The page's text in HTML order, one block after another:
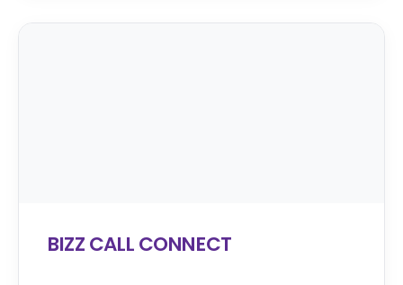
BIZZ CALL CONNECT